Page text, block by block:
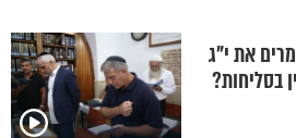
את י"ג
בסליחות?